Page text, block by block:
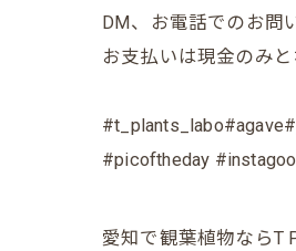
DM、お電話でのお問
お支払いは現金のみと
#picoftheday
愛知で観葉植物ならT